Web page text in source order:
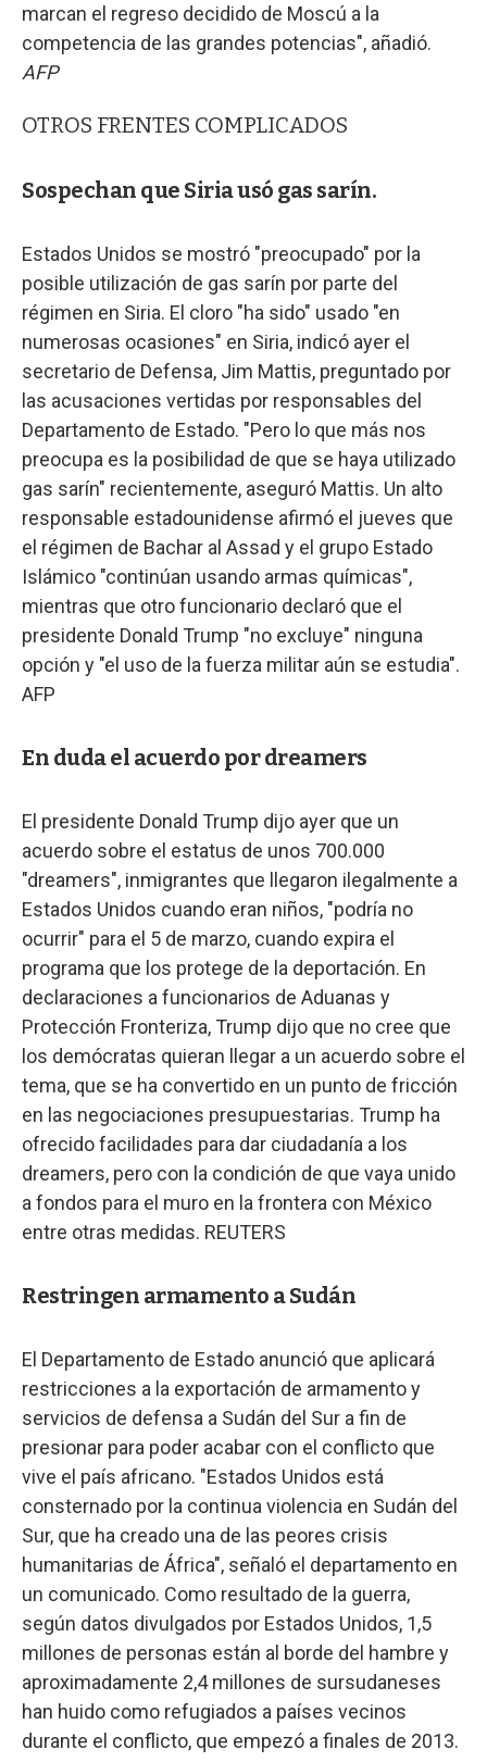
marcan el regreso decidido de Moscú a la
competencia de las grandes potencias", añadió.
AFP
OTROS FRENTES COMPLICADOS
Sospechan que Siria usó gas sarín.
Estados Unidos se mostró "preocupado" por la
posible utilización de gas sarín por parte del
régimen en Siria. El cloro "ha sido" usado "en
numerosas ocasiones" en Siria, indicó ayer el
secretario de Defensa, Jim Mattis, preguntado por
las acusaciones vertidas por responsables del
Departamento de Estado. "Pero lo que más nos
preocupa es la posibilidad de que se haya utilizado
gas sarín" recientemente, aseguró Mattis. Un alto
responsable estadounidense afirmó el jueves que
el régimen de Bachar al Assad y el grupo Estado
Islámico "continúan usando armas químicas",
mientras que otro funcionario declaró que el
presidente Donald Trump "no excluye" ninguna
opción y "el uso de la fuerza militar aún se estudia".
AFP
En duda el acuerdo por dreamers
El presidente Donald Trump dijo ayer que un
acuerdo sobre el estatus de unos 700.000
"dreamers", inmigrantes que llegaron ilegalmente a
Estados Unidos cuando eran niños, "podría no
ocurrir" para el 5 de marzo, cuando expira el
programa que los protege de la deportación. En
declaraciones a funcionarios de Aduanas y
Protección Fronteriza, Trump dijo que no cree que
los demócratas quieran llegar a un acuerdo sobre el
tema, que se ha convertido en un punto de fricción
en las negociaciones presupuestarias. Trump ha
ofrecido facilidades para dar ciudadanía a los
dreamers, pero con la condición de que vaya unido
a fondos para el muro en la frontera con México
entre otras medidas. REUTERS
Restringen armamento a Sudán
El Departamento de Estado anunció que aplicará
restricciones a la exportación de armamento y
servicios de defensa a Sudán del Sur a fin de
presionar para poder acabar con el conflicto que
vive el país africano. "Estados Unidos está
consternado por la continua violencia en Sudán del
Sur, que ha creado una de las peores crisis
humanitarias de África", señaló el departamento en
un comunicado. Como resultado de la guerra,
según datos divulgados por Estados Unidos, 1,5
millones de personas están al borde del hambre y
aproximadamente 2,4 millones de sursudaneses
han huido como refugiados a países vecinos
durante el conflicto, que empezó a finales de 2013.